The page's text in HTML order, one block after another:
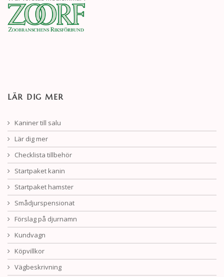
LÄR DIG MER
Kaniner till salu
Lär dig mer
Checklista tillbehör
Startpaket kanin
Startpaket hamster
Smådjurspensionat
Förslag på djurnamn
Kundvagn
Köpvillkor
Vägbeskrivning